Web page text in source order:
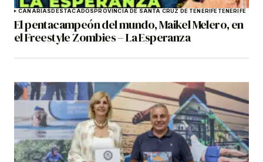
CANARIASDESTACADOSPROVINCIA DE SANTA CRUZ DE TENERIFETENERIFE
El pentacampeón del mundo, Maikel Melero, en
el Freestyle Zombies – La Esperanza